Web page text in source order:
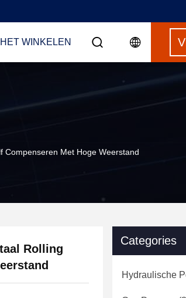
WINKELEN
Compenseren Met Hoge Weerstand
Rolling
Categories
Hydraulische